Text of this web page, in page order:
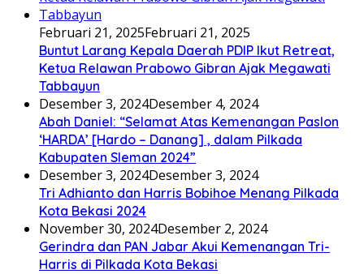
Februari 21, 2025Februari 21, 2025
Buntut Larang Kepala Daerah PDIP Ikut Retreat,
Ketua Relawan Prabowo Gibran Ajak Megawati
Tabbayun
Desember 3, 2024Desember 4, 2024
Abah Daniel: “Selamat Atas Kemenangan Paslon
‘HARDA’ [Hardo – Danang] , dalam Pilkada
Kabupaten Sleman 2024”
Desember 3, 2024Desember 3, 2024
Tri Adhianto dan Harris Bobihoe Menang Pilkada
Kota Bekasi 2024
November 30, 2024Desember 2, 2024
Gerindra dan PAN Jabar Akui Kemenangan Tri-
Harris di Pilkada Kota Bekasi